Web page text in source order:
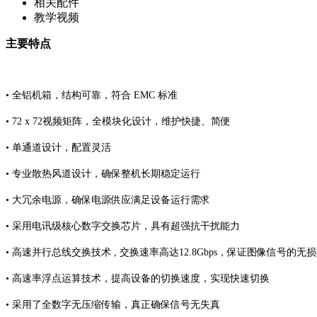
教学视频
主要特点
• 全铝机箱，结构可靠，符合 EMC 标准
• 72 x 72视频矩阵，全模块化设计，维护快捷、简便
• 单通道设计，配置灵活
• 专业散热风道设计，确保整机长期稳定运行
• 大冗余电源，确保电源供应满足设备运行需求
• 采用电讯级核心数字交换芯片，具有超强抗干扰能力
• 高速并行总线交换技术 , 交换速率高达12.8Gbps，保证图像信号的无
• 高速率浮点运算技术，提高设备的切换速度，实现快速切换
• 采用了全数字无压缩传输，真正确保信号无失真